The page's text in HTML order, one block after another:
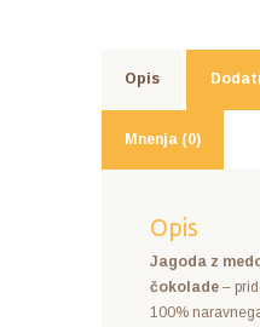
Opis
Mnenja (0)
Opis
Jagoda z
čokolade–
100%